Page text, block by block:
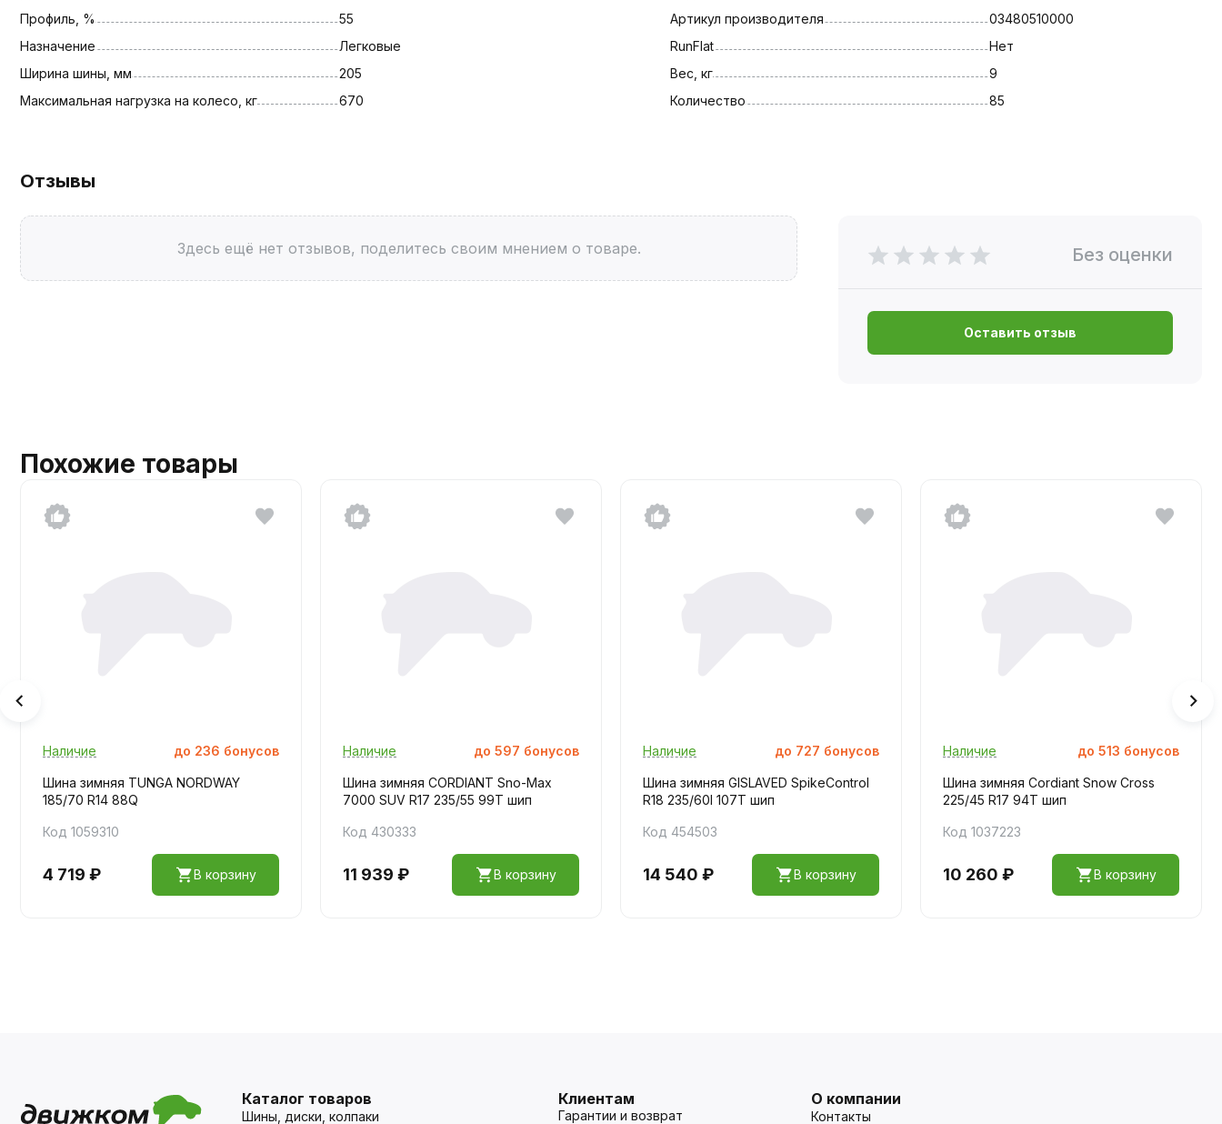
Профиль, %
55
Назначение
Легковые
Ширина шины, мм
205
Максимальная нагрузка на колесо, кг
670
Артикул производителя
03480510000
RunFlat
Нет
Вес, кг
9
Количество
85
Отзывы
Здесь ещё нет отзывов, поделитесь своим мнением о товаре. Без оценки
Оставить отзыв
Похожие товары
Наличие до 236 бонусов
Шина зимняя TUNGA NORDWAY
185/70 R14 88Q
Код 1059310
4 719 ₽ В корзину
Наличие до 597 бонусов
Шина зимняя CORDIANT Sno-Max
7000 SUV R17 235/55 99T шип
Код 430333
11 939 ₽ В корзину
Наличие до 727 бонусов
Шина зимняя GISLAVED SpikeControl
R18 235/60l 107T шип
Код 454503
14 540 ₽ В корзину
Наличие до 513 бонусов
Шина зимняя Cordiant Snow Cross
225/45 R17 94T шип
Код 1037223
10 260 ₽ В корзину
Каталог товаров
Шины, диски, колпаки
Клиентам
Гарантии и возврат
О компании
Контакты